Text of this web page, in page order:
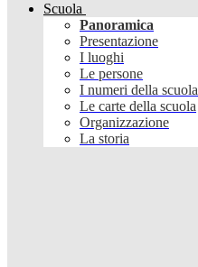
Scuola
Panoramica
Presentazione
I luoghi
Le persone
I numeri della scuola
Le carte della scuola
Organizzazione
La storia